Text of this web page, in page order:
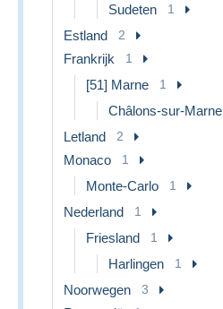
Sudeten 1
Estland 2
Frankrijk 1
[51] Marne 1
Châlons-sur-Marne
Letland 2
Monaco 1
Monte-Carlo 1
Nederland 1
Friesland 1
Harlingen 1
Noorwegen 3